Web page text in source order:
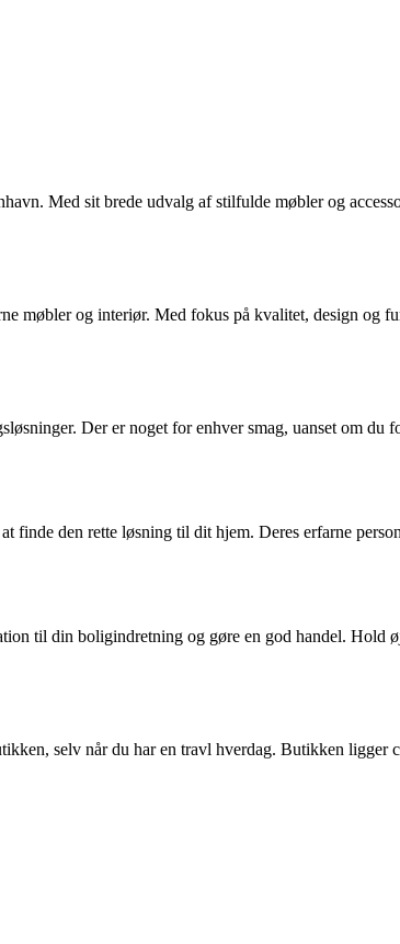
Med sit brede udvalg af stilfulde møbler og
møbler og interiør. Med fokus på kvalitet, design og
Der er noget for enhver smag, uanset om
den rette løsning til dit hjem. Deres erfarne
til din boligindretning og gøre en god handel. Hold
selv når du har en travl hverdag. Butikken ligger